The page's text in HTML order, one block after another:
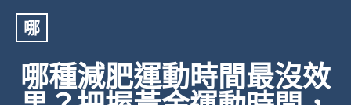
哪
哪種減肥運動時間最沒效